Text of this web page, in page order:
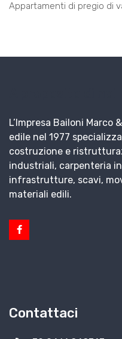
L’Impresa Bailoni Marco
edile nel 1977
costruzione e
industriali, carpenteria
infrastrutture, scavi,
materiali edili.
Contattaci